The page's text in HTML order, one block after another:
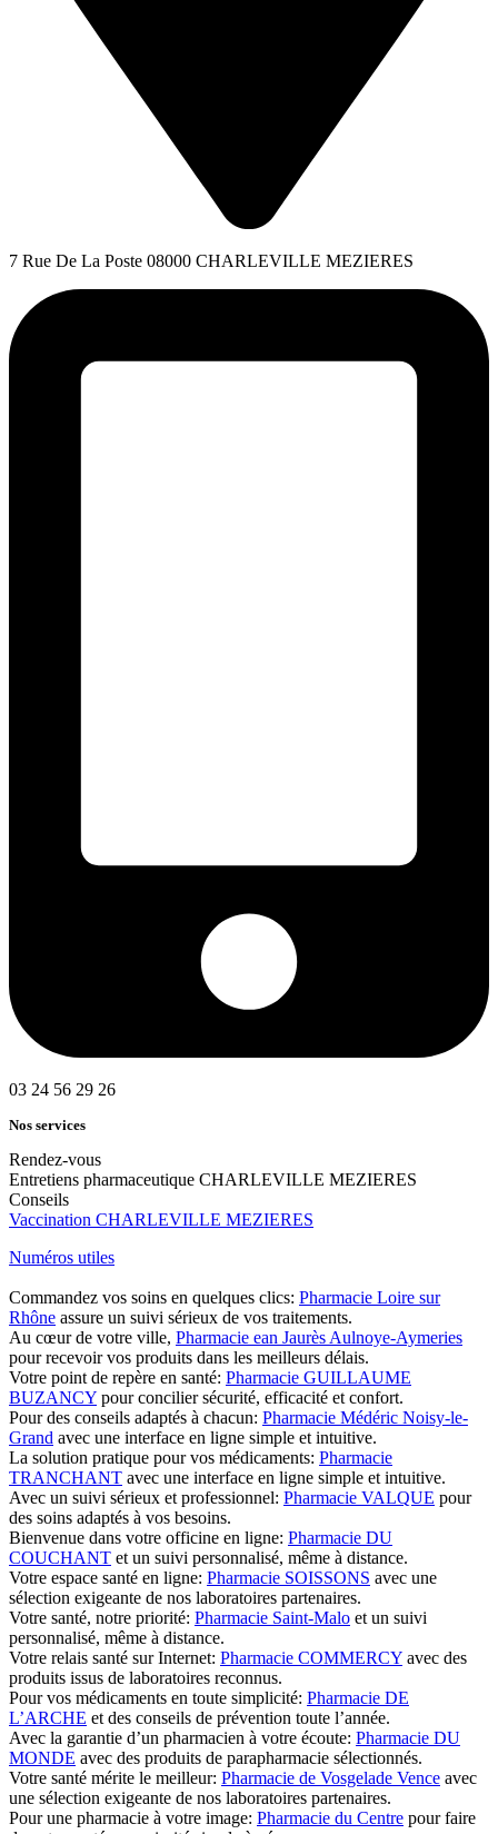
7 Rue De La Poste 08000 CHARLEVILLE MEZIERES
03 24 56 29 26
Nos services
Rendez-vous
Entretiens pharmaceutique CHARLEVILLE MEZIERES
Conseils
Vaccination CHARLEVILLE MEZIERES
Numéros utiles
Commandez vos soins en quelques clics: Pharmacie Loire sur
Rhône assure un suivi sérieux de vos traitements.
Au cœur de votre ville, Pharmacie ean Jaurès Aulnoye-Aymeries
pour recevoir vos produits dans les meilleurs délais.
Votre point de repère en santé: Pharmacie GUILLAUME
BUZANCY pour concilier sécurité, efficacité et confort.
Pour des conseils adaptés à chacun: Pharmacie Médéric Noisy-le-
Grand avec une interface en ligne simple et intuitive.
La solution pratique pour vos médicaments: Pharmacie
TRANCHANT avec une interface en ligne simple et intuitive.
Avec un suivi sérieux et professionnel: Pharmacie VALQUE pour
des soins adaptés à vos besoins.
Bienvenue dans votre officine en ligne: Pharmacie DU
COUCHANT et un suivi personnalisé, même à distance.
Votre espace santé en ligne: Pharmacie SOISSONS avec une
sélection exigeante de nos laboratoires partenaires.
Votre santé, notre priorité: Pharmacie Saint-Malo et un suivi
personnalisé, même à distance.
Votre relais santé sur Internet: Pharmacie COMMERCY avec des
produits issus de laboratoires reconnus.
Pour vos médicaments en toute simplicité: Pharmacie DE
L’ARCHE et des conseils de prévention toute l’année.
Avec la garantie d’un pharmacien à votre écoute: Pharmacie DU
MONDE avec des produits de parapharmacie sélectionnés.
Votre santé mérite le meilleur: Pharmacie de Vosgelade Vence avec
une sélection exigeante de nos laboratoires partenaires.
Pour une pharmacie à votre image: Pharmacie du Centre pour faire